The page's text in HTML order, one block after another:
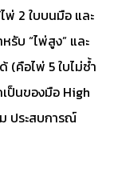
พ่ 2 ใบบนมือ และ
รับ “ไพ่สูง” และ
(คือไพ่ 5 ใบไม่ซ้ำ
ป็นของมือ High
ประสบการณ์